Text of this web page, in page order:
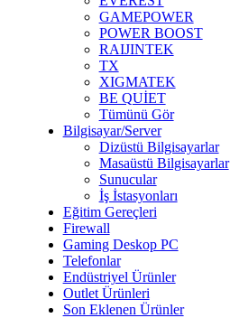
GAMEPOWER
POWER BOOST
RAIJINTEK
TX
XIGMATEK
BE QUİET
Tümünü Gör
Bilgisayar/Server
Dizüstü Bilgisayarlar
Masaüstü Bilgisayarlar
Sunucular
İş İstasyonları
Eğitim Gereçleri
Firewall
Gaming Deskop PC
Telefonlar
Endüstriyel Ürünler
Outlet Ürünleri
Son Eklenen Ürünler